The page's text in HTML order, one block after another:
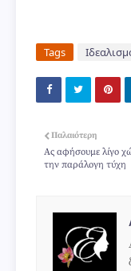
Tags
Παλαιότερη
Ας αφήσουμε λίγο
την παράλογη τύχη